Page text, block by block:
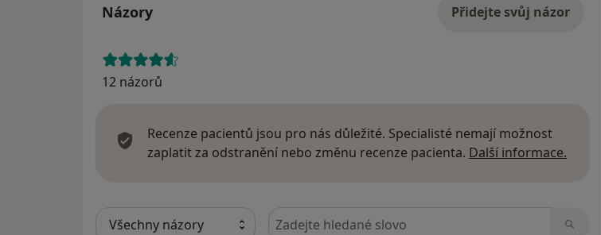
Názory Přidejte svůj názor
12 názorů
Recenze pacientů jsou pro nás důležité. Specialisté nemají možnost
zaplatit za odstranění nebo změnu recenze pacienta. Další informace.
Hledejte v názorech